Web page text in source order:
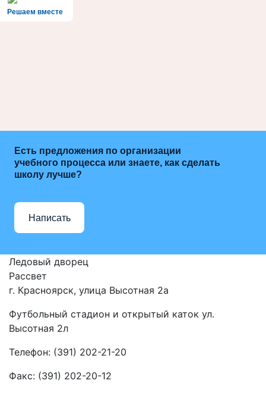
Решаем вместе
Есть предложения по организации
учебного процесса или знаете, как сделать
школу лучше?
Написать
Ледовый дворец
Рассвет
г. Красноярск, улица Высотная 2a
Футбольный стадион и открытый каток ул.
Высотная 2л
Телефон: (391) 202-21-20
Факс: (391) 202-20-12